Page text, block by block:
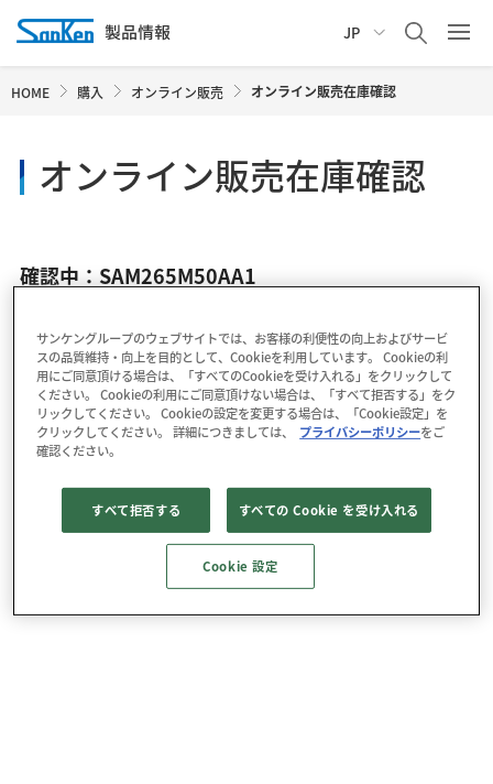
JP
HOME 購入 オンライン販売 オンライン販売在庫確認
オンライン販売在庫確認
確認中：SAM265M50AA1
サンケングループのウェブサイトでは、お客様の利便性の向上およびサービ
スの品質維持・向上を目的として、Cookieを利用しています。 Cookieの利
用にご同意頂ける場合は、「すべてのCookieを受け入れる」をクリックして
ください。 Cookieの利用にご同意頂けない場合は、「すべて拒否する」をク
リックしてください。 Cookieの設定を変更する場合は、「Cookie設定」を
クリックしてください。 詳細につきましては、
プライバシーポリシーをご
確認ください。
すべて拒否する すべての Cookie を受け入れる
Cookie 設定